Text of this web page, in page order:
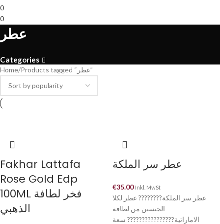
0
0
عطر
Categories
Home Products tagged “عطر”
Fakhar Lattafa
Rose Gold Edp
100ML فخر لطافة
الذهبي
عطر سر الملكة
€35.00 Inkl. MwSt
عطر سر الملكة???????? عطر لكلا
الجنسين من لطافة
الاماراتية???????????????? سعة